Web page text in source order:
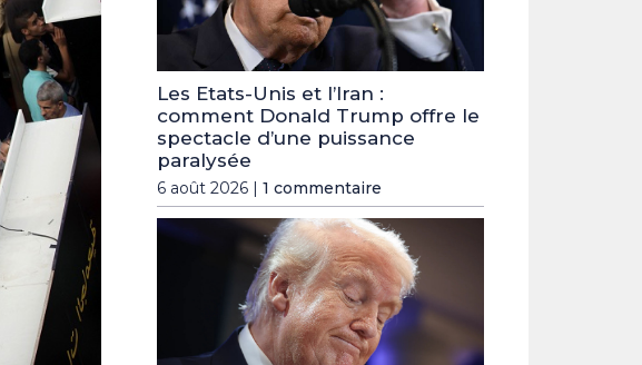
Les Etats-Unis et l’Iran :
comment Donald Trump offre le
spectacle d’une puissance
paralysée
6 août 2026 | 1 commentaire